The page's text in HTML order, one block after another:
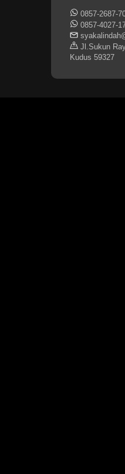
0857-2687-
0857-4027-
Jl.Sukun
Kudus 59327